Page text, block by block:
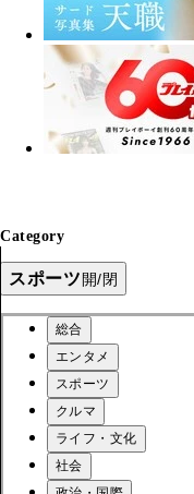
Category
スポーツ開/閉
総合
エンタメ
スポーツ
クルマ
ライフ・文化
社会